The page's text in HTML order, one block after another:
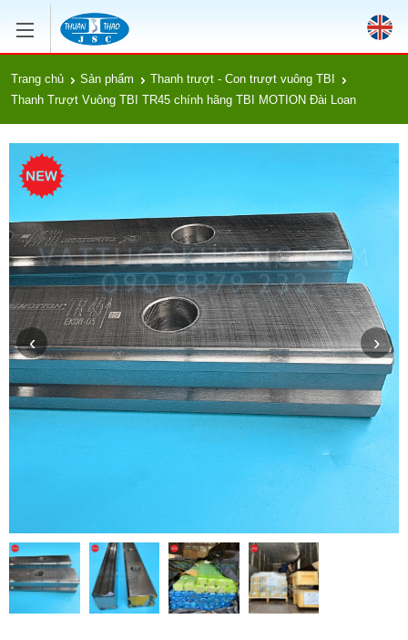
Trang chủ Sản phẩm
Thanh trượt - Con trượt vuông TBI
Thanh Trượt Vuông TBI TR45 chính hãng TBI MOTION Đài Loan
‹ ›